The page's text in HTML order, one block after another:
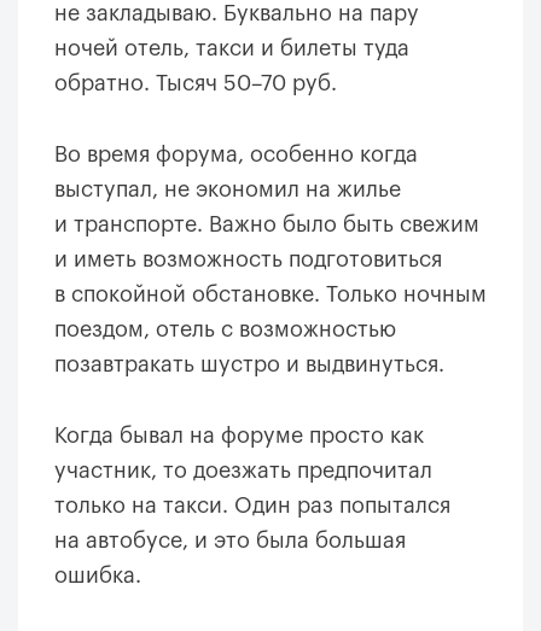
не закладываю. Буквально на пару
ночей отель, такси и билеты туда
обратно. Тысяч 50–70 руб.
Во время форума, особенно когда
выступал, не экономил на жилье
и транспорте. Важно было быть свежим
и иметь возможность подготовиться
в спокойной обстановке. Только ночным
поездом, отель с возможностью
позавтракать шустро и выдвинуться.
Когда бывал на форуме просто как
участник, то доезжать предпочитал
только на такси. Один раз попытался
на автобусе, и это была большая
ошибка.